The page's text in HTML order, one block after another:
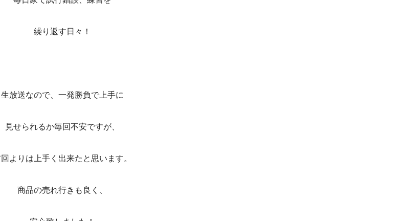
繰り返す日々！
生放送なので、一発勝負で上手に
見せられるか毎回不安ですが、
よりは上手く出来たと思います。
商品の売れ行きも良く、